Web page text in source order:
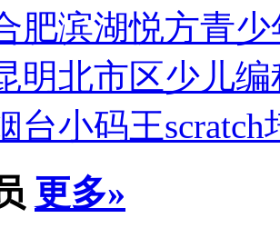
肥滨湖悦方青
明北市区少儿
台小码王scratch
更多»